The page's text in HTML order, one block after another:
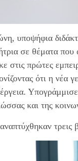
υποψήφια
σε θέματα
πρώτες
ότι η
και της
τρεις